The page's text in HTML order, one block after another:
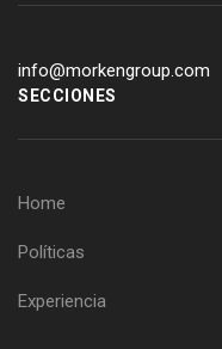
info@morkengroup.com
SECCIONES
Home
Políticas
Experiencia